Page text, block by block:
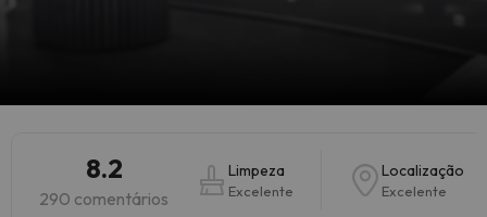
8.2
290 comentários
Limpeza
Excelente
Localização
Excelente